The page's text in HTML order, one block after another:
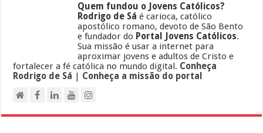
Quem fundou o Jovens Católicos?
Rodrigo de Sá é carioca, católico
apostólico romano, devoto de São Bento
e fundador do Portal Jovens Católicos.
Sua missão é usar a internet para
aproximar jovens e adultos de Cristo e
fortalecer a fé católica no mundo digital. Conheça
Rodrigo de Sá | Conheça a missão do portal